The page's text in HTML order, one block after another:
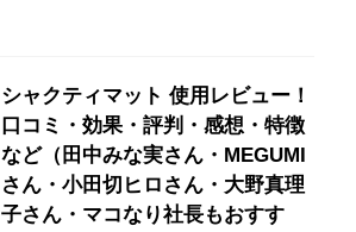
シャクティマット 使用レビュー！
口コミ・効果・評判・感想・特徴
など（田中みな実さん・MEGUMI
さん・小田切ヒロさん・大野真理
子さん・マコなり社長もおすす